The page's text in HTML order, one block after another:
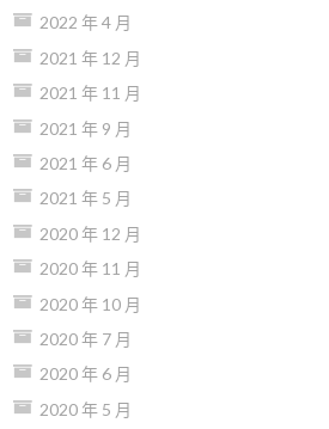
2022 年 4 月
2021 年 12 月
2021 年 11 月
2021 年 9 月
2021 年 6 月
2021 年 5 月
2020 年 12 月
2020 年 11 月
2020 年 10 月
2020 年 7 月
2020 年 6 月
2020 年 5 月